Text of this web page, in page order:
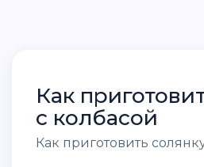
Как
с колбасой
Как приготовить